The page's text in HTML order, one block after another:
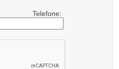
Telefone: